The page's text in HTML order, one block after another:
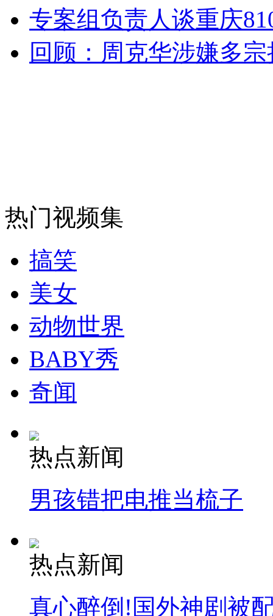
司机酒驾遇交警 急速倒车逃窜
专案组负责人谈重庆
回顾：周克华涉嫌多
热门视频集
搞笑
美女
动物世界
BABY秀
奇闻
热点新闻
男孩错把电推当梳子
热点新闻
真心醉倒!国外神剧被